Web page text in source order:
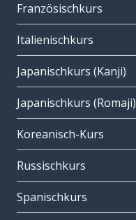
Französischkurs
Italienischkurs
Japanischkurs (Kanji)
Japanischkurs (Romaji)
Koreanisch-Kurs
Russischkurs
Spanischkurs